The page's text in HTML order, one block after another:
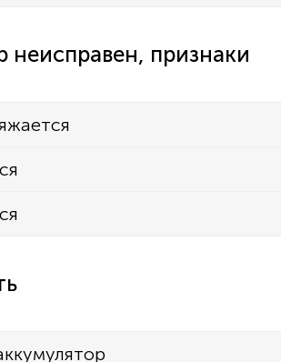
неисправен, признаки